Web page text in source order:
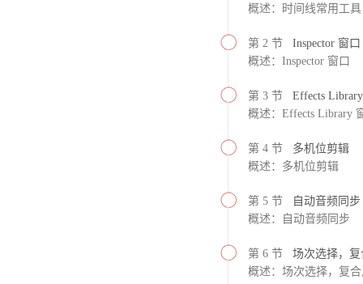
概述：时间线常用工具
第 2 节 Inspector 窗口
概述：Inspector 窗口
第 3 节 Effects
概述：Effects Library
第 4 节 多机位剪辑
概述：多机位剪辑
第 5 节
自动音频同步
概述：自动音频同步
第 6 节 场次选择，
概述：场次选择，复